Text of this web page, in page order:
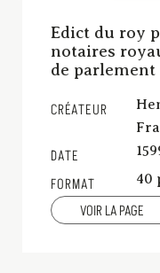
Edict du roy
notaires
de parlement
CRÉATEUR
DATE
FORMAT 40
VOIR LA PAGE